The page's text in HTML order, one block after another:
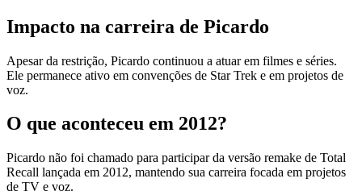
Impacto na carreira de Picardo
Apesar da restrição, Picardo continuou a atuar em filmes e séries.
Ele permanece ativo em convenções de Star Trek e em projetos de
voz.
O que aconteceu em 2012?
Picardo não foi chamado para participar da versão remake de Total
Recall lançada em 2012, mantendo sua carreira focada em projetos
de TV e voz.